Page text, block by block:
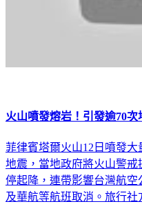
火山噴發熔岩！引發逾70
菲律賓塔爾火山12日噴發
地震，當地政府將火山警
停起降，連帶影響台灣航
及華航等航班取消。旅行